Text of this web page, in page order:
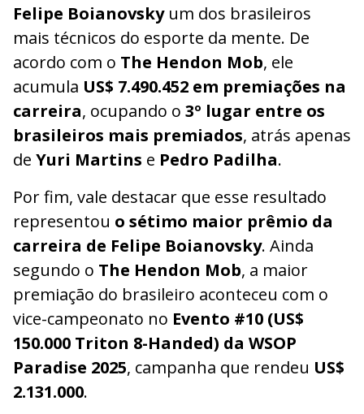
Felipe Boianovskyum dos brasileiros
mais técnicos do esporte da mente. De
acordo com o The Hendon Mob, ele
acumula US$ 7.490.452 em premiações na
carreira, ocupando o 3º lugar entre os
brasileiros mais premiados, atrás apenas
de Yuri Martins e Pedro Padilha.
Por fim, vale destacar que esse resultado
representou o sétimo maior prêmio da
carreira de Felipe Boianovsky. Ainda
segundo o The Hendon Mob, a maior
premiação do brasileiro aconteceu com o
vice-campeonato no Evento #10 (US$
150.000 Triton 8-Handed) da WSOP
Paradise 2025, campanha que rendeu US$
2.131.000.